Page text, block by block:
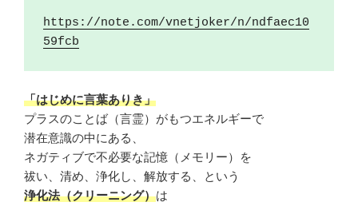
https://note.com/vnetjoker/n/ndfaec10
59fcb
「はじめに言葉ありき」
プラスのことば（言霊）がもつエネルギーで
潜在意識の中にある、
ネガティブで不必要な記憶（メモリー）を
祓い、清め、浄化し、解放する、という
浄化法（クリーニング）は